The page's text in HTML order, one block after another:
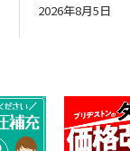
2026年8月5日